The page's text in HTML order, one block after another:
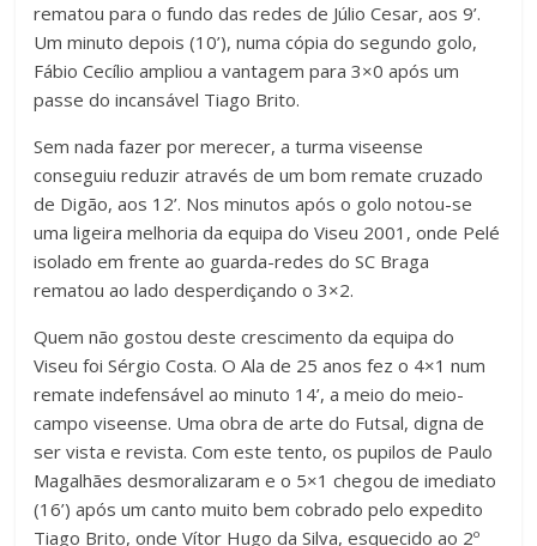
rematou para o fundo das redes de Júlio Cesar, aos 9’.
Um minuto depois (10’), numa cópia do segundo golo,
Fábio Cecílio ampliou a vantagem para 3×0 após um
passe do incansável Tiago Brito.
Sem nada fazer por merecer, a turma viseense
conseguiu reduzir através de um bom remate cruzado
de Digão, aos 12’. Nos minutos após o golo notou-se
uma ligeira melhoria da equipa do Viseu 2001, onde Pelé
isolado em frente ao guarda-redes do SC Braga
rematou ao lado desperdiçando o 3×2.
Quem não gostou deste crescimento da equipa do
Viseu foi Sérgio Costa. O Ala de 25 anos fez o 4×1 num
remate indefensável ao minuto 14’, a meio do meio-
campo viseense. Uma obra de arte do Futsal, digna de
ser vista e revista. Com este tento, os pupilos de Paulo
Magalhães desmoralizaram e o 5×1 chegou de imediato
(16’) após um canto muito bem cobrado pelo expedito
Tiago Brito, onde Vítor Hugo da Silva, esquecido ao 2º